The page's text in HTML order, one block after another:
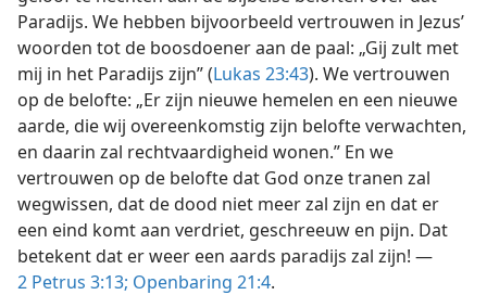
Paradijs. We hebben bijvoorbeeld vertrouwen in Jezus’
woorden tot de boosdoener aan de paal: „Gij zult met
mij in het Paradijs zijn” (Lukas 23:43). We vertrouwen
op de belofte: „Er zijn nieuwe hemelen en een nieuwe
aarde, die wij overeenkomstig zijn belofte verwachten,
en daarin zal rechtvaardigheid wonen.” En we
vertrouwen op de belofte dat God onze tranen zal
wegwissen, dat de dood niet meer zal zijn en dat er
een eind komt aan verdriet, geschreeuw en pijn. Dat
betekent dat er weer een aards paradijs zal zijn! —
2 Petrus 3:13; Openbaring 21:4.